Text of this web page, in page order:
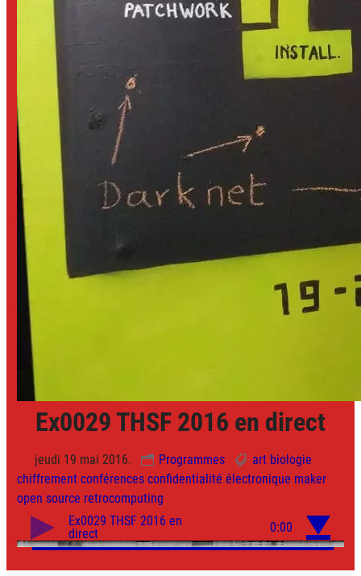
Ex0029 THSF 2016 en direct
jeudi 19 mai 2016. Programmes art biologie
chiffrement conférences confidentialité électronique maker
open source retrocomputing